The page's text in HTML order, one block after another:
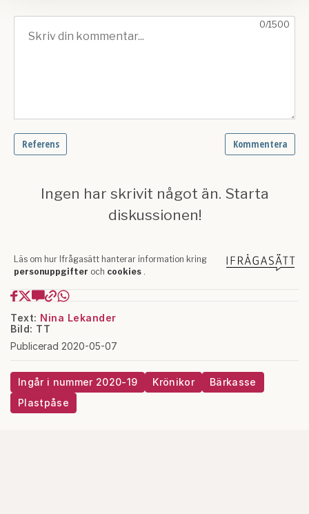
Text: Nina Lekander
Bild: TT
Publicerad 2020-05-07
Ingår i nummer 2020-19 Krönikor
Bärkasse
Plastpåse